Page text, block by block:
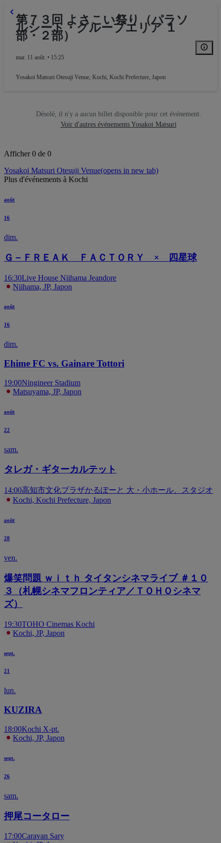
第７３回 よさこい祭り（パラソ
ルシート・グループエリア １
部・２部）
mar. 11 août. • 15:25
Yosakoi Matsuri Otesuji Venue, Kochi, Kochi Prefecture, Japon
Désolé, il n'y a aucun billet disponible pour cet événement.
Voir d'autres événements Yosakoi Matsuri
Afficher 0 de 0
Yosakoi Matsuri Otesuji Venue(opens in new tab)
Plus d'événements à Kochi
août
16
dim.
Ｇ－ＦＲＥＡＫ ＦＡＣＴＯＲＹ × 四星球
16:30Live House Niihama Jeandore
Niihama, JP, Japon
août
16
dim.
Ehime FC vs. Gainare Tottori
19:00Ningineer Stadium
Matsuyama, JP, Japon
août
22
sam.
タレガ・ギターカルテット
14:00高知市文化プラザかるぽーと 大・小ホール、スタジオ
Kochi, Kochi Prefecture, Japon
août
28
ven.
爆笑問題 ｗｉｔｈ タイタンシネマライブ ＃１０
３（札幌シネマフロンティア／ＴＯＨＯシネマ
ズ）
19:30TOHO Cinemas Kochi
Kochi, JP, Japon
sept.
21
lun.
KUZIRA
18:00Kochi X-pt.
Kochi, JP, Japon
sept.
26
sam.
押尾コータロー
17:00Caravan Sary